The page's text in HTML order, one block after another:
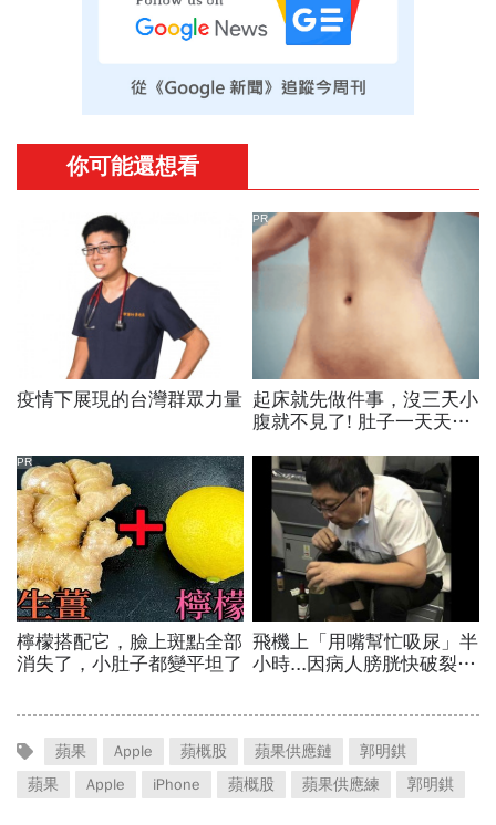
蘋果 Apple 蘋概股 蘋果供應鏈
郭明錤
蘋果
Apple iPhone 蘋概股 蘋果供應練 郭明錤